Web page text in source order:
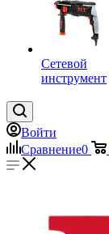
Сетевой
инструмент
Войти
Сравнение0